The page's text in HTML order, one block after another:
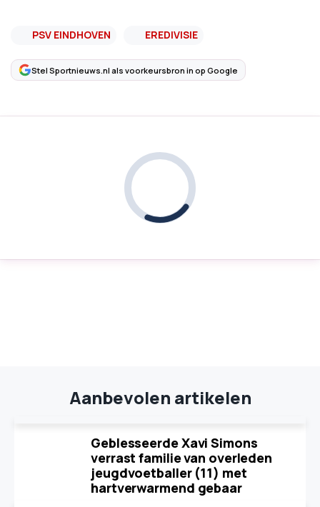
PSV EINDHOVEN EREDIVISIE
Stel Sportnieuws.nl als voorkeursbron in op Google
Aanbevolen artikelen
Geblesseerde Xavi Simons
verrast familie van overleden
jeugdvoetballer (11) met
hartverwarmend gebaar